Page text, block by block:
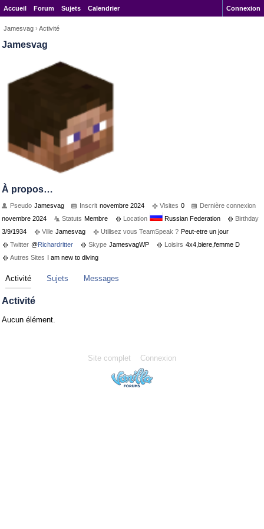
Accueil Forum Sujets Calendrier Connexion
Jamesvag › Activité
Jamesvag
À propos…
Pseudo Jamesvag Inscrit novembre 2024 Visites 0
Dernière connexion
novembre 2024
Statuts Membre Location Russian Federation
Birthday
3/9/1934
Ville Jamesvag Utilisez vous TeamSpeak ? Peut-etre un jour
Twitter @Richardritter Skype JamesvagWP Loisirs 4x4,biere,femme D
Autres Sites I am new to diving
Activité Sujets Messages
Activité
Aucun élément.
Site complet Connexion